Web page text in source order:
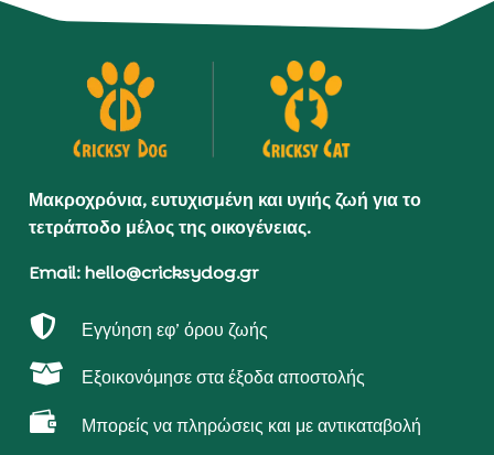
Μακροχρόνια, ευτυχισμένη και υγιής ζωή για το
τετράποδο μέλος της οικογένειας.
Email: hello@cricksydog.gr
 Εγγύηση εφ’ όρου ζωής
 Εξοικονόμησε στα έξοδα αποστολής
 Μπορείς να πληρώσεις και με αντικαταβολή